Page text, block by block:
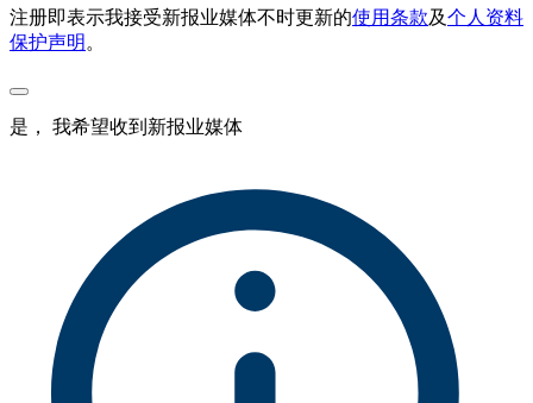
注册即表示我接受新报业媒体不时更新的使用条款及个人资料
保护声明 。
是， 我希望收到新报业媒体